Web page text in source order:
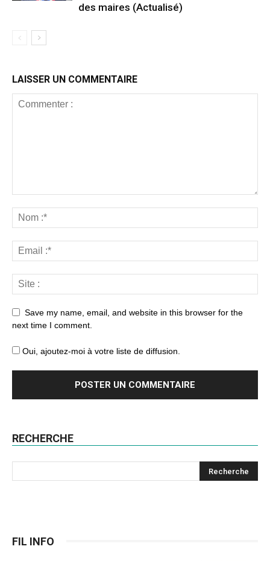
des maires (Actualisé)
LAISSER UN COMMENTAIRE
Save my name, email, and website in this browser for the
next time I comment.
Oui, ajoutez-moi à votre liste de diffusion.
RECHERCHE
FIL INFO